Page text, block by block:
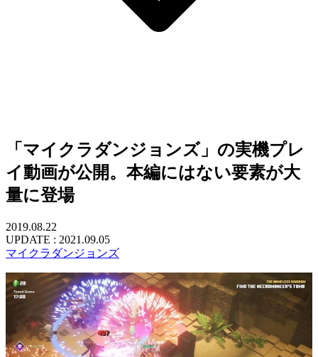
「マイクラダンジョンズ」の実機プレ
イ動画が公開。本編にはない要素が大
量に登場
2019.08.22
UPDATE : 2021.09.05
マイクラダンジョンズ